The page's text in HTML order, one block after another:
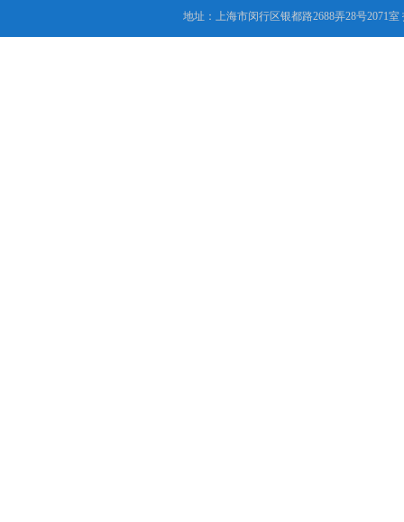
地址：上海市闵行区银都路2688弄28号2071室